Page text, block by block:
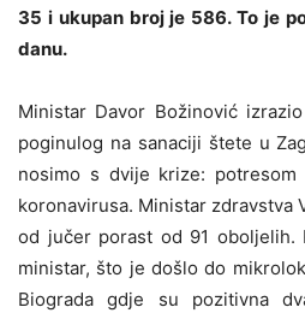
35 i ukupan broj je 586. To je
danu.
Ministar Davor Božinović
poginulog na sanaciji štete u
nosimo s dvije krize:
koronavirusa. Ministar zdravstva
od jučer porast od 91 oboljelih.
ministar, što je došlo do
Biograda gdje su pozitivna